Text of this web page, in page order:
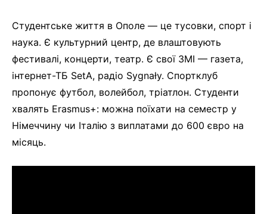
Студентське життя в Ополе — це тусовки, спорт і
наука. Є культурний центр, де влаштовують
фестивалі, концерти, театр. Є свої ЗМІ — газета,
інтернет-ТБ SetA, радіо Sygnały. Спортклуб
пропонує футбол, волейбол, тріатлон. Студенти
хвалять Erasmus+: можна поїхати на семестр у
Німеччину чи Італію з виплатами до 600 євро на
місяць.